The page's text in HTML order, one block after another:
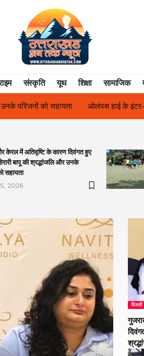
संस्कृति यूथ शिक्षा सामाजिक
के इंटर-हाउस फुटबॉल टूर्नामेंट में रिग हाउस बना
केरल में अतिवृष्टि के कारण दिवंगत हुए
बापू की श्रद्धांजलि और उनके
सहायता
2026
दिल्ली